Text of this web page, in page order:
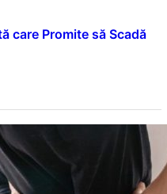
care Promite să Scadă